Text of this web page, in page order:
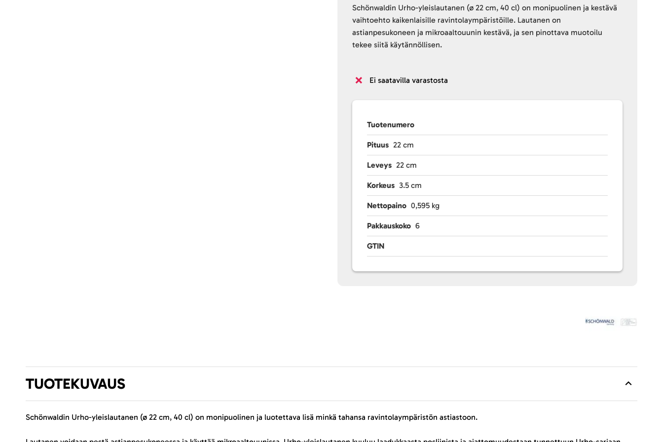
Schönwaldin Urho-yleislautanen (ø 22 cm, 40 cl) on monipuolinen ja kestävä
vaihtoehto kaikenlaisille ravintolaympäristöille. Lautanen on
astianpesukoneen ja mikroaaltouunin kestävä, ja sen pinottava muotoilu
tekee siitä käytännöllisen.
Ei saatavilla varastosta
Tuotenumero
Pituus 22 cm
Leveys 22 cm
Korkeus 3.5 cm
Nettopaino 0,595 kg
Pakkauskoko 6
GTIN
TUOTEKUVAUS
Schönwaldin Urho-yleislautanen (ø 22 cm, 40 cl) on monipuolinen ja luotettava lisä minkä tahansa ravintolaympäristön astiastoon.